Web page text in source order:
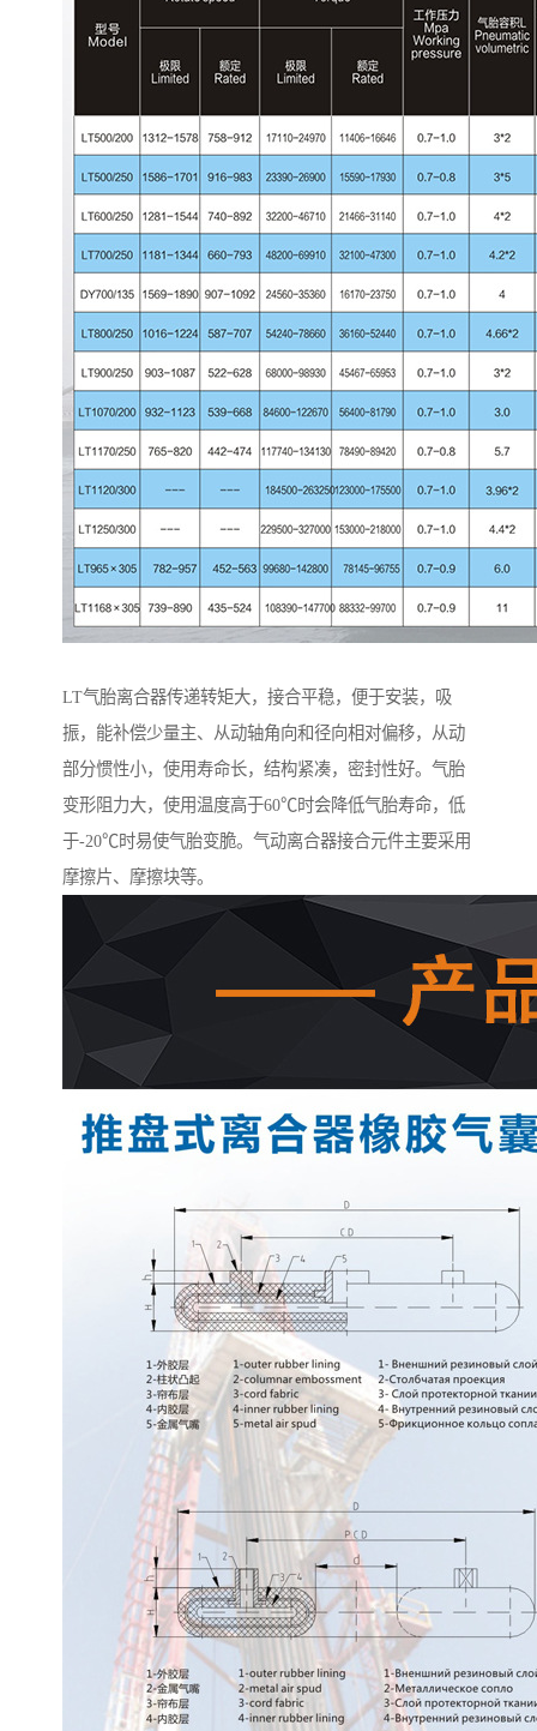
LT气胎离合器传递转矩大，接合平稳，便于安装，吸
振，能补偿少量主、从动轴角向和径向相对偏移，从动
部分惯性小，使用寿命长，结构紧凑，密封性好。气胎
变形阻力大，使用温度高于60℃时会降低气胎寿命，低
于-20℃时易使气胎变脆。气动离合器接合元件主要采用
摩擦片、摩擦块等。